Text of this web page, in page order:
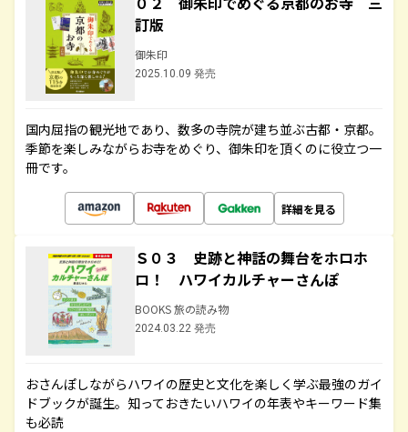
訂版
御朱印
2025.10.09 発売
国内屈指の観光地であり、数多の寺院が建ち並ぶ古都・京都。
季節を楽しみながらお寺をめぐり、御朱印を頂くのに役立つ一
冊です。
詳細を見る
Ｓ０３ 史跡と神話の舞台をホロホ
ロ！ ハワイカルチャーさんぽ
BOOKS 旅の読み物
2024.03.22 発売
おさんぽしながらハワイの歴史と文化を楽しく学ぶ最強のガイ
ドブックが誕生。知っておきたいハワイの年表やキーワード集
も必読